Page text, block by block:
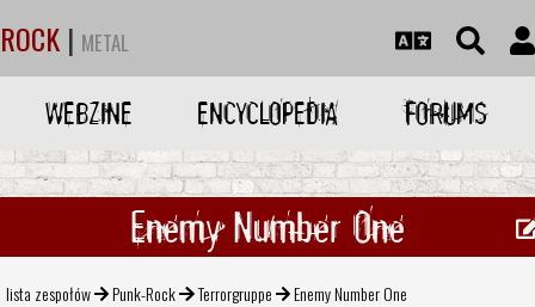
ROCK | METAL
WEBZINE ENCYCLOPEDIA FORUMS
Enemy Number One
lista zespołów Punk-Rock Terrorgruppe Enemy Number One